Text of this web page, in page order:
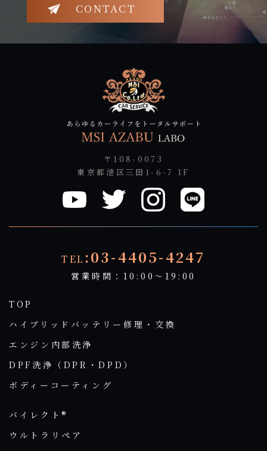
CONTACT
〒108-0073
東京都港区三田1-6-7 1F
TEL :03-4405-4247
営業時間：10:00～19:00
TOP
ハイブリッドバッテリー修理・交換
エンジン内部洗浄
DPF洗浄（DPR・DPD）
ボディーコーティング
バイレクト®
ウルトラリペア